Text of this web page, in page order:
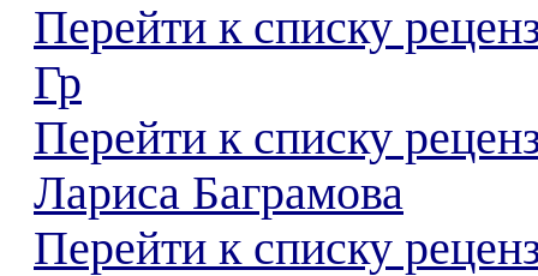
Перейти к списку
Гр
Перейти к списку
Лариса Баграмова
Перейти к списку